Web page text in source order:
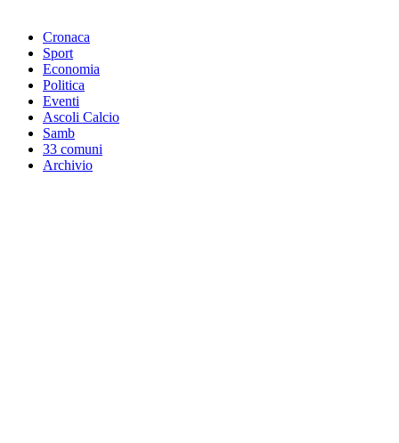
Cronaca
Sport
Economia
Politica
Eventi
Ascoli Calcio
Samb
33 comuni
Archivio